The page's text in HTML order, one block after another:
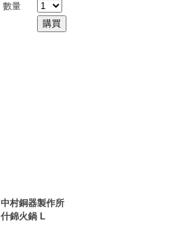
數量
中村銅器製作所
什錦火鍋 L